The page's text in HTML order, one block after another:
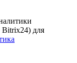
для